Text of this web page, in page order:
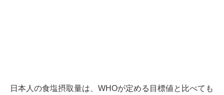
日本人の食塩摂取量は、WHOが定める目標値と比べても